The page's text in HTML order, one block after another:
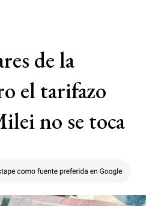
de la
el tarifazo
no se toca